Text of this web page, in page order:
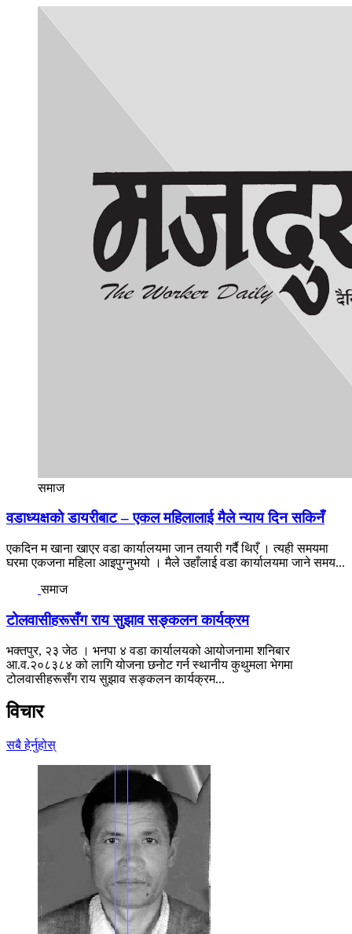
समाज
वडाध्यक्षको डायरीबाट – एकल महिलालाई मैले न्याय दिन सकिनँ
एकदिन म खाना खाएर वडा कार्यालयमा जान तयारी गर्दै थिएँ । त्यही समयमा
घरमा एकजना महिला आइपुग्नुभयो । मैले उहाँलाई वडा कार्यालयमा जाने समय...
समाज
टोलवासीहरूसँग राय सुझाव सङ्कलन कार्यक्रम
भक्तपुर, २३ जेठ । भनपा ४ वडा कार्यालयको आयोजनामा शनिबार
आ.व.२०८३८४ को लागि योजना छनोट गर्न स्थानीय कुथुमला भेगमा
टोलवासीहरूसँग राय सुझाव सङ्कलन कार्यक्रम...
विचार
सबै हेर्नुहोस्